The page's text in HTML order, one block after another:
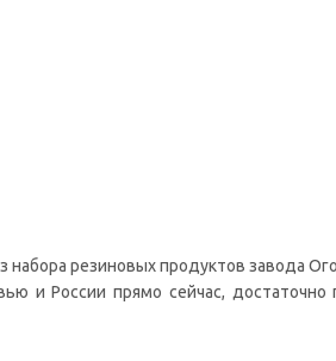
резиновых продуктов завода
и России прямо сейчас, достаточно